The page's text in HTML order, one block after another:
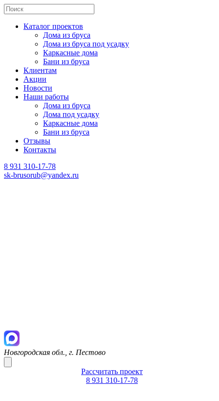
Каталог проектов
Дома из бруса
Дома из бруса под усадку
Каркасные дома
Бани из бруса
Клиентам
Акции
Новости
Наши работы
Дома из бруса
Дома под усадку
Каркасные дома
Бани из бруса
Отзывы
Контакты
8 931 310-17-78
sk-brusorub@yandex.ru
Новгородская обл., г. Пестово
Рассчитать проект
8 931 310-17-78